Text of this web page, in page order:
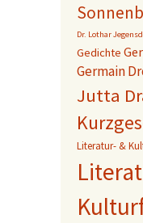
Dr. Lothar
Gedichte
Germain
Jutta
Literatur- &